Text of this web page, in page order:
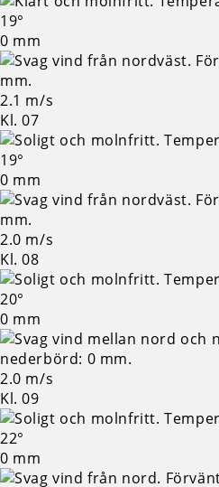
19°
0 mm
2.1 m/s
Kl. 07
19°
0 mm
2.0 m/s
Kl. 08
20°
0 mm
2.0 m/s
Kl. 09
22°
0 mm